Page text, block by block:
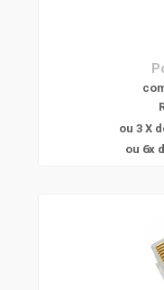
ou 3 X
ou 6x